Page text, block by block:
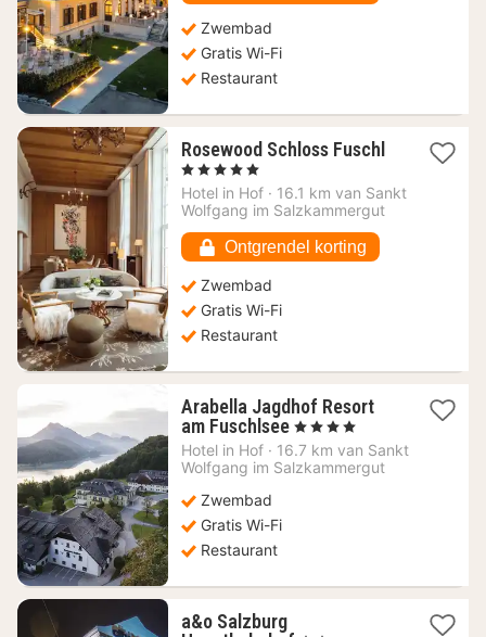
Zwembad
Gratis Wi-Fi
Restaurant
Rosewood Schloss Fuschl1
vanaf
1390,90
, 5 Sterren
Hotel in Hof · 16.1 km van Sankt
Wolfgang im Salzkammergut
Ontgrendel korting
Zwembad
Gratis Wi-Fi
Restaurant
Arabella Jagdhof Resort
am Fuschlsee 1
nacht
vanaf
, 4 Sterren
Hotel in Hof · 16.7 km van Sankt
Wolfgang im Salzkammergut
Zwembad
Gratis Wi-Fi
Restaurant
a&o Salzburg